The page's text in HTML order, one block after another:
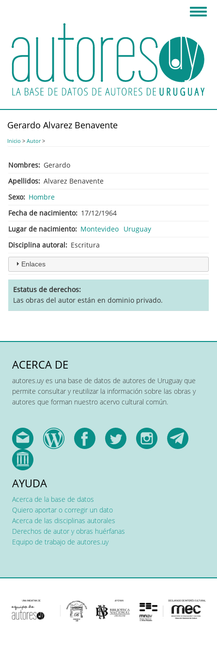
principal
Gerardo Alvarez Benavente
Inicio > Autor>
Nombres
Gerardo
Apellidos Alvarez Benavente
Sexo
Hombre
Fecha de nacimiento
17/12/1964
Lugar de nacimiento
Montevideo Uruguay
Disciplina autoral
Escritura
Enlaces
Estatus de derechos
Las obras del autor están en dominio privado.
ACERCA DE
autores.uy es una base de datos de autores de Uruguay que
permite consultar y reutilizar la información sobre las obras y
autores que forman nuestro acervo cultural común.
AYUDA
Acerca de la base de datos
Quiero aportar o corregir un dato
Acerca de las disciplinas autorales
Derechos de autor y obras huérfanas
Equipo de trabajo de autores.uy